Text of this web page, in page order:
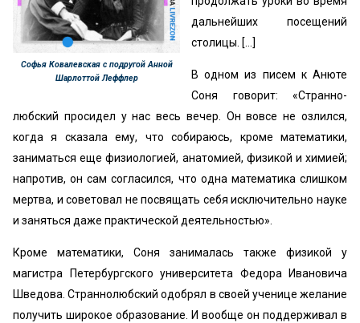
Софья Ковалевская с подругой Анной
Шарлоттой Леффлер
дальней­ших посещений
столицы. […]
В одном из писем к Анюте
Соня говорит: «Странно­
любский просидел у нас весь вечер. Он вовсе не озлился,
когда я сказала ему, что собираюсь, кроме математики,
заниматься еще физиологией, анатомией, физикой и хи­мией;
напротив, он сам согласился, что одна математика слишком
мертва, и советовал не посвящать себя исклю­чительно науке
и заняться даже практической деятель­ностью».
Кроме математики, Соня занималась также физикой у
магистра Петербургского университета Федора Ивано­вича
Шведова. Страннолюбский одобрял в своей ученице желание
получить широкое образование. И вообще он под­держивал в